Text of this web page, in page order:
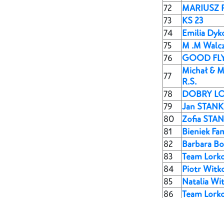
72
MARIUSZ
73
KS 23
74
Emilia
75
M .M
76
GOOD
77
Michał &
R.S.
78
DOBRY
79
Jan
80
Zofia
81
Bieniek
82
Barbara
83
Team
84
Piotr
85
Natalia
86
Team